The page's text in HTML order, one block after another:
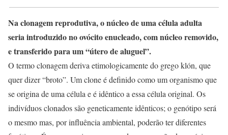
Na clonagem reprodutiva, o núcleo de uma célula adulta
seria introduzido no ovócito enucleado, com núcleo removido,
e transferido para um “útero de aluguel”.
O termo clonagem deriva etimologicamente do grego klón, que
quer dizer “broto”. Um clone é definido como um organismo que
se origina de uma célula e é idêntico a essa célula original. Os
indivíduos clonados são geneticamente idênticos; o genótipo será
o mesmo mas, por influência ambiental, poderão ter diferentes